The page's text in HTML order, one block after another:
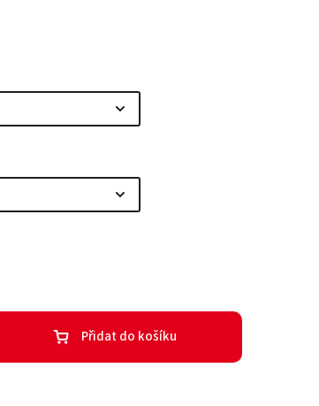
Přidat do košíku